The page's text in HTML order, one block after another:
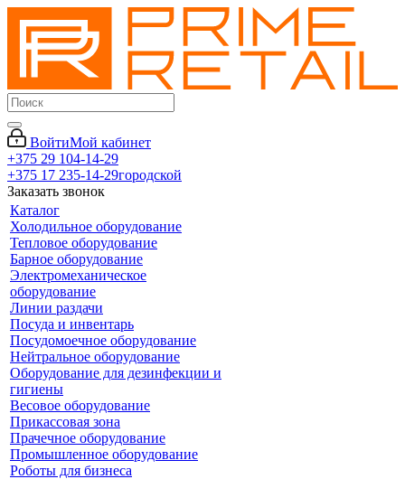
ВойтиМой кабинет
+375 29 104-14-29
+375 17 235-14-29городской
Заказать звонок
Каталог
Холодильное оборудование
Тепловое оборудование
Барное оборудование
Электромеханическое
оборудование
Линии раздачи
Посуда и инвентарь
Посудомоечное оборудование
Нейтральное оборудование
Оборудование для дезинфекции и
гигиены
Весовое оборудование
Прикассовая зона
Прачечное оборудование
Промышленное оборудование
Роботы для бизнеса